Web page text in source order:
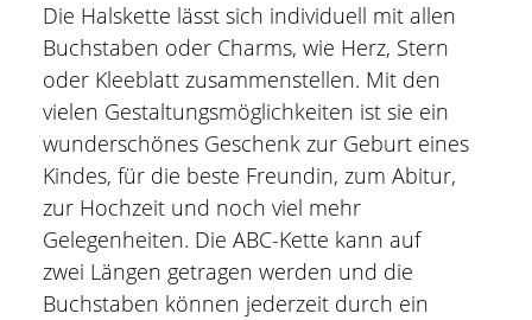
Die Halskette lässt sich individuell mit allen
Buchstaben oder Charms, wie Herz, Stern
oder Kleeblatt zusammenstellen. Mit den
vielen Gestaltungsmöglichkeiten ist sie ein
wunderschönes Geschenk zur Geburt eines
Kindes, für die beste Freundin, zum Abitur,
zur Hochzeit und noch viel mehr
Gelegenheiten. Die ABC-Kette kann auf
zwei Längen getragen werden und die
Buchstaben können jederzeit durch ein